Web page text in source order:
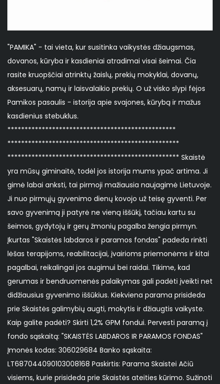
"PAMIKA" - tai vieta, kur susitinka vaikystės džiaugsmas,
dovanos, kūryba ir kasdieniai atradimai visai šeimai. Čia
rasite kruopščiai atrinktų žaislų, prekių mokyklai, dovanų,
aksesuarų, namų ir laisvalaikio prekių. O už visko slypi fėjos
Pamikos pasaulis - istorija apie svajones, kūrybą ir mažus
kasdienius stebuklus.
*************************************************
**************************************************
************************************************** Skaistė
yra mūsų giminaitė, todėl jos istorija mums ypač artima. Ji
gimė labai anksti, tai pirmoji mažiausia naujagimė Lietuvoje.
Ji nuo pirmųjų gyvenimo dienų kovojo už teisę gyventi. Per
savo gyvenimą ji patyrė ne vieną iššūkį, tačiau kartu su
šeimos, gydytojų ir gerų žmonių pagalba žengia pirmyn.
Įkurtas "Skaistės labdaros ir paramos fondas" padeda rinkti
lėšas terapijoms, reabilitacijai, įvairioms priemonėms ir kitai
pagalbai, reikalingai jos augimui bei raidai. Tikime, kad
gerumas ir bendruomenės palaikymas gali padėti įveikti net
didžiausius gyvenimo iššūkius. Kiekviena parama prisideda
prie Skaistės galimybių augti, mokytis ir džiaugtis vaikyste.
Kaip galite padėti? Skirti 1,2% GPM fondui. Pervesti paramą į
fondo sąskaitą: "SKAISTĖS LABDAROS IR PARAMOS FONDAS"
Įmonės kodas: 306029684 Banko sąskaita:
LT687044090103008168 Paskirtis: Parama Skaistei Ačiū
visiems, kurie prisideda prie Skaistės ateities kūrimo. Sužinoti